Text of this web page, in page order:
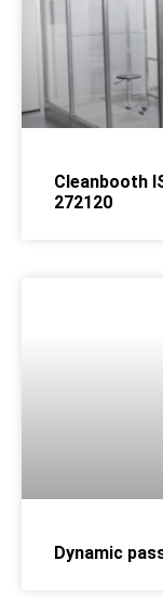
Cleanbooth
272120
Dynamic